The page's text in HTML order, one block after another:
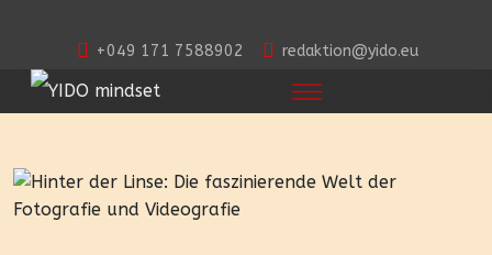
+049 171 7588902 redaktion@yido.eu